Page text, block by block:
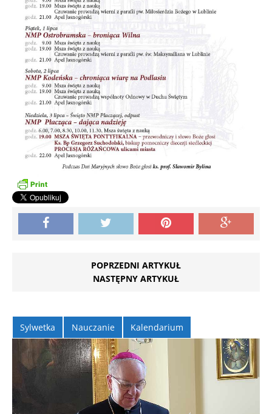
POPRZEDNI ARTYKUŁ
NASTĘPNY ARTYKUŁ
Sylwetka Nauczanie Kalendarium